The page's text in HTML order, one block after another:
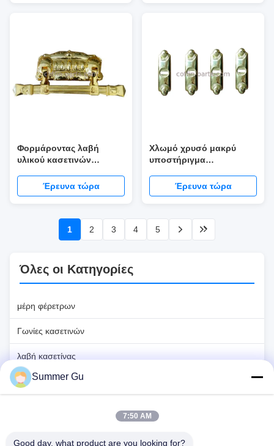
Φορμάροντας λαβή
υλικού κασετινών
εξαρτημάτων φέρετρων
Έρευνα τώρα
Χλωμό χρυσό μακρύ
υποστήριγμα
προμηθευτές
εξαρτημάτων κασετινών
Έρευνα τώρα
1 2 3 4 5
Όλες οι Κατηγορίες
μέρη φέρετρων
Γωνίες κασετινών
λαβή κασετίνας
Πλαστικές λαβές φέρετρων
Summer Gu
7:50 AM
Good day, what product are you looking for?